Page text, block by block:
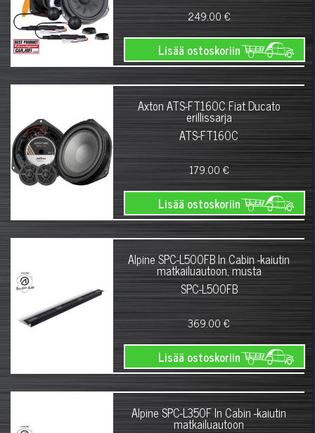
249.00 €
Lisää ostoskoriin
Axton ATS-FT160C Fiat Ducato
erillissarja
ATS-FT160C
179.00 €
Lisää ostoskoriin
Alpine SPC-L500FB In Cabin -kaiutin
matkailuautoon, musta
SPC-L500FB
369.00 €
Lisää ostoskoriin
Alpine SPC-L350F In Cabin -kaiutin
matkailuautoon